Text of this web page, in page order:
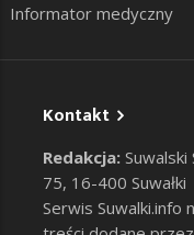
Informator medyczny
Kontakt
Redakcja:
75, 16-400 Suwałki
Serwis Suwalki.info